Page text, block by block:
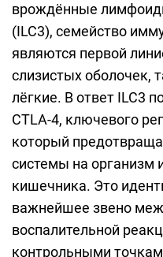
врождённые
(ILC3), семейство
являются первой
слизистых оболочек,
лёгкие. В ответ ILC3
CTLA-4, ключевого
который
системы на организм
кишечника. Это
важнейшее звено
воспалительной
контрольными